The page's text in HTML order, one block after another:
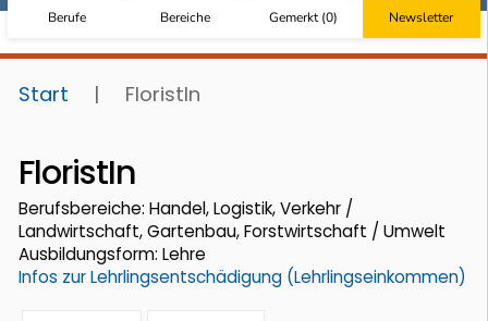
Berufe Bereiche Gemerkt(0) Newsletter
Start | FloristIn
FloristIn
Berufsbereiche: Handel, Logistik, Verkehr /
Landwirtschaft, Gartenbau, Forstwirtschaft / Umwelt
Ausbildungsform: Lehre
Infos zur Lehrlingsentschädigung (Lehrlingseinkommen)